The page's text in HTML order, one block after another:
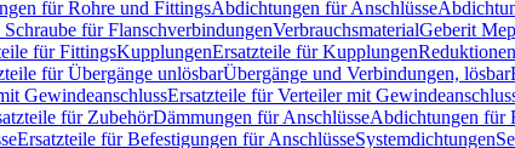
für Rohre und FittingsAbdichtungen für Anschlüsse
Schraube für FlanschverbindungenVerbrauchsmaterialGeberit
für FittingsKupplungenErsatzteile für KupplungenReduktionen
für Übergänge unlösbarÜbergänge und Verbindungen, lösbar
GewindeanschlussErsatzteile für Verteiler mit
für ZubehörDämmungen für AnschlüsseAbdichtungen für
Ersatzteile für Befestigungen für AnschlüsseSystemdichtungen